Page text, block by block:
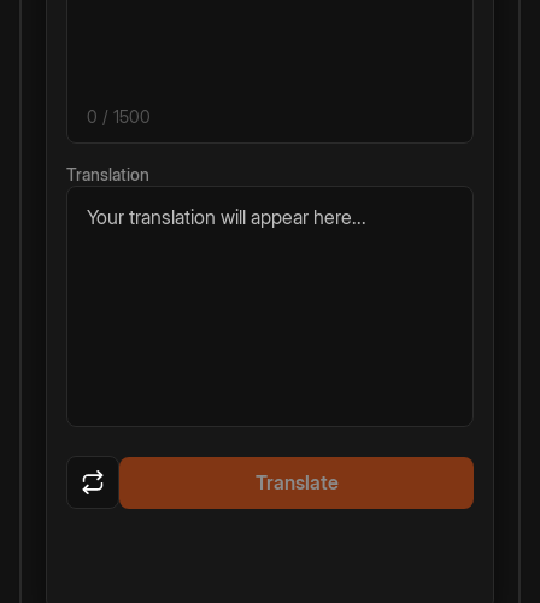
0 / 1500
Translation
Your translation will appear here...
Translate